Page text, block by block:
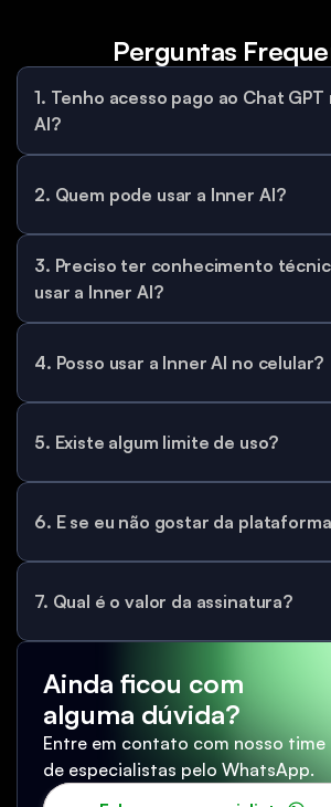
Perguntas
1. Tenho acesso pago ao Chat GPT
AI?
2. Quem pode usar a Inner AI?
3. Preciso ter conhecimento
usar a Inner AI?
4. Posso usar a Inner AI no celular?
5. Existe algum limite de uso?
6. E se eu não gostar da
7. Qual é o valor da assinatura?
Ainda ficou com
alguma dúvida?
Entre em contato com nosso time
de especialistas pelo WhatsApp.